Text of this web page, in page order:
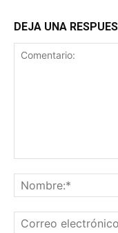
DEJA UNA